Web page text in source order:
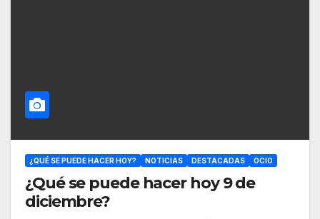
¿QUÉ SE PUEDE HACER HOY? NOTICIAS DESTACADAS OCIO
¿Qué se puede hacer hoy 9 de
diciembre?